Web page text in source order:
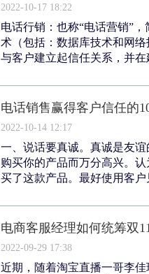
2022-10-17 18:22
电话行销：也称“电话营销”
术（包括：数据库技术和网
与客户建立起信任关系，并
电话销售赢得客户信任的
2022-10-14 12:17
一、说话要真诚。真诚是友
购买你的产品而万分高兴。
买了这款产品。最好使用客
电商客服经理如何统筹双
2022-09-29 17:38
近期，随着淘宝直播一哥李